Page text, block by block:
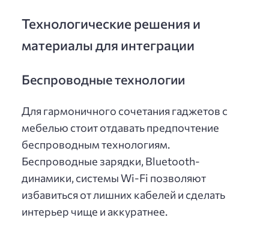
Технологические решения и
материалы для интеграции
Беспроводные технологии
Для гармоничного сочетания гаджетов с
мебелью стоит отдавать предпочтение
беспроводным технологиям.
Беспроводные зарядки, Bluetooth-
динамики, системы Wi-Fi позволяют
избавиться от лишних кабелей и сделать
интерьер чище и аккуратнее.